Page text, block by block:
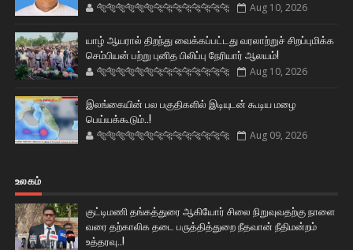
🐅🐅🐅🐅🐅🐅🐆🐆🐆🐆🐆🐆🐆🐆 Aug 10, 2026
யாழ் ஆயரால் திறந்து வைக்கப்பட்டது வரலாற்றுச் சிறப்புமிக்க
செம்பியன் பற்று புனித பிலிப்பு நேரியார் ஆலயம்!
🐅🐅🐅🐅🐅🐅🐆🐆🐆🐆🐆🐆🐆🐆 Aug 10, 2026
இலங்கையின் பல பகுதிகளில் இடியுடன் கூடிய மழை
பெய்யக்கூடும்..!
🐅🐅🐅🐅🐅🐅🐆🐆🐆🐆🐆🐆🐆🐆 Aug 09, 2026
உலகம்
குட்டிமணி தங்கத்துரை ஆகியோர் சிலை நிறுவுவதற்கு நாளை
வரை தற்காலிக தடை பருத்தித்துறை நீதவான் நீதிமன்றம்
உத்தரவு..!